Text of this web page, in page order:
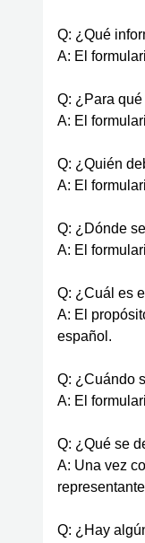
Q: ¿Qué
A: El
Q: ¿Para
A: El
Q: ¿Quién
A: El
Q: ¿Dónde
A: El
Q: ¿Cuál es
A: El
español.
Q: ¿Cuándo
A: El
Q: ¿Qué se
A: Una vez
Q: ¿Hay